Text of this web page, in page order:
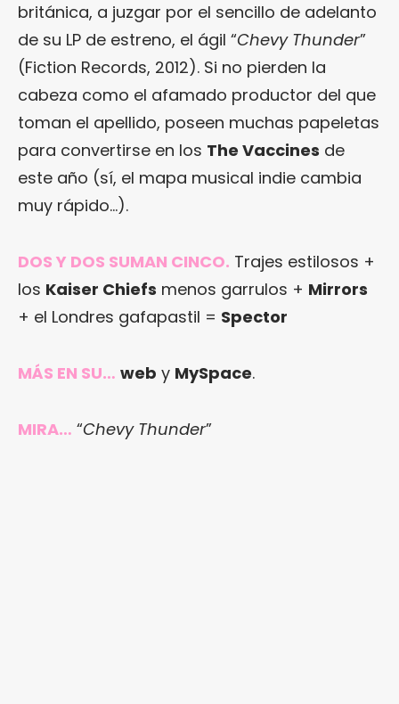
británica, a juzgar por el sencillo de adelanto
de su LP de estreno, el ágil “Chevy Thunder”
(Fiction Records, 2012). Si no pierden la
cabeza como el afamado productor del que
toman el apellido, poseen muchas papeletas
para convertirse en los The Vaccines de
este año (sí, el mapa musical indie cambia
muy rápido…).
DOS Y DOS SUMAN CINCO. Trajes estilosos +
los Kaiser Chiefs menos garrulos + Mirrors
+ el Londres gafapastil = Spector
MÁS EN SU… web y MySpace.
MIRA… “Chevy Thunder”